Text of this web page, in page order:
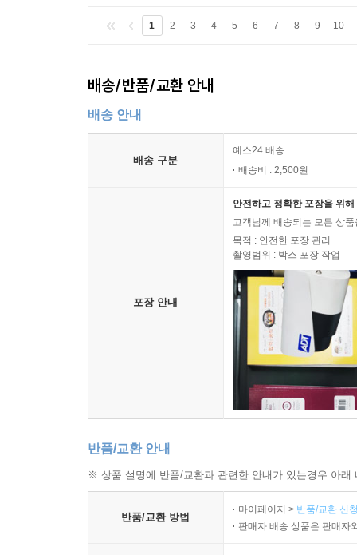
1 2 3 4 5 6 7 8 9 10
배송/반품/교환 안내
배송 안내
배송 구분
예스24 배송
배송비 : 2,500원
포장 안내
안전하고 정확한 포장을 위
고객님께 배송되는 모든 상
목적 : 안전한 포장 관리
촬영범위 : 박스 포장 작업
반품/교환 안내
※ 상품 설명에 반품/교환과 관련한 안내가 있는경우 아
반품/교환 방법
마이페이지 > 반품/교환 신
판매자 배송 상품은 판매자